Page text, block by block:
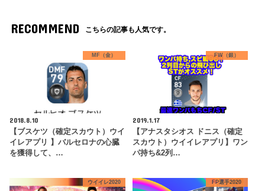
RECOMMEND こちらの記事も人気です。
MF（金）
2018.8.10
【ブスケツ（確定スカウト）ウイ
イレアプリ 】バルセロナの心臓
を獲得して、…
FW（銀）
2019.1.17
【アナスタシオス ドニス（確定
スカウト）ウイイレアプリ】ワン
パ持ち&2列…
ウイイレ2020 FP選手2020